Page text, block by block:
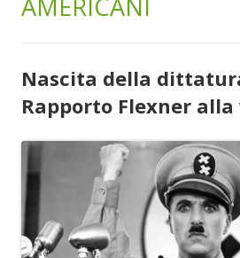
Nascita della
Rapporto Flexner